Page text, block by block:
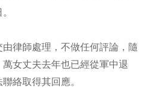
律師處理，不做任何評論，隨
女丈夫去年也已經從軍中退
絡取得其回應。